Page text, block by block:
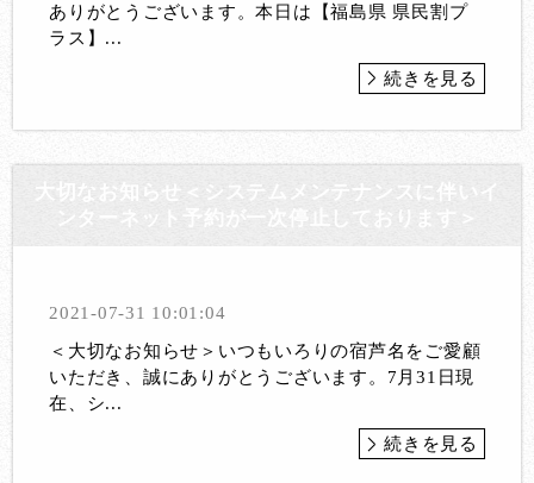
ありがとうございます。本日は【福島県 県民割プ
ラス】...
続きを見る
大切なお知らせ＜システムメンテナンスに伴いイ
ンターネット予約が一次停止しております＞
2021-07-31 10:01:04
＜大切なお知らせ＞いつもいろりの宿芦名をご愛顧
いただき、誠にありがとうございます。7月31日現
在、シ...
続きを見る